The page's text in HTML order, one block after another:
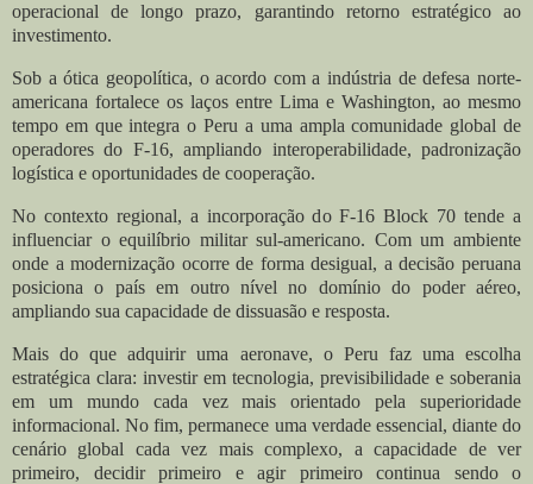
operacional de longo prazo, garantindo retorno estratégico ao
investimento.
Sob a ótica geopolítica, o acordo com a indústria de defesa norte-
americana fortalece os laços entre Lima e Washington, ao mesmo
tempo em que integra o Peru a uma ampla comunidade global de
operadores do F-16, ampliando interoperabilidade, padronização
logística e oportunidades de cooperação.
No contexto regional, a incorporação do F-16 Block 70 tende a
influenciar o equilíbrio militar sul-americano. Com um ambiente
onde a modernização ocorre de forma desigual, a decisão peruana
posiciona o país em outro nível no domínio do poder aéreo,
ampliando sua capacidade de dissuasão e resposta.
Mais do que adquirir uma aeronave, o Peru faz uma escolha
estratégica clara: investir em tecnologia, previsibilidade e soberania
em um mundo cada vez mais orientado pela superioridade
informacional. No fim, permanece uma verdade essencial, diante do
cenário global cada vez mais complexo, a capacidade de ver
primeiro, decidir primeiro e agir primeiro continua sendo o